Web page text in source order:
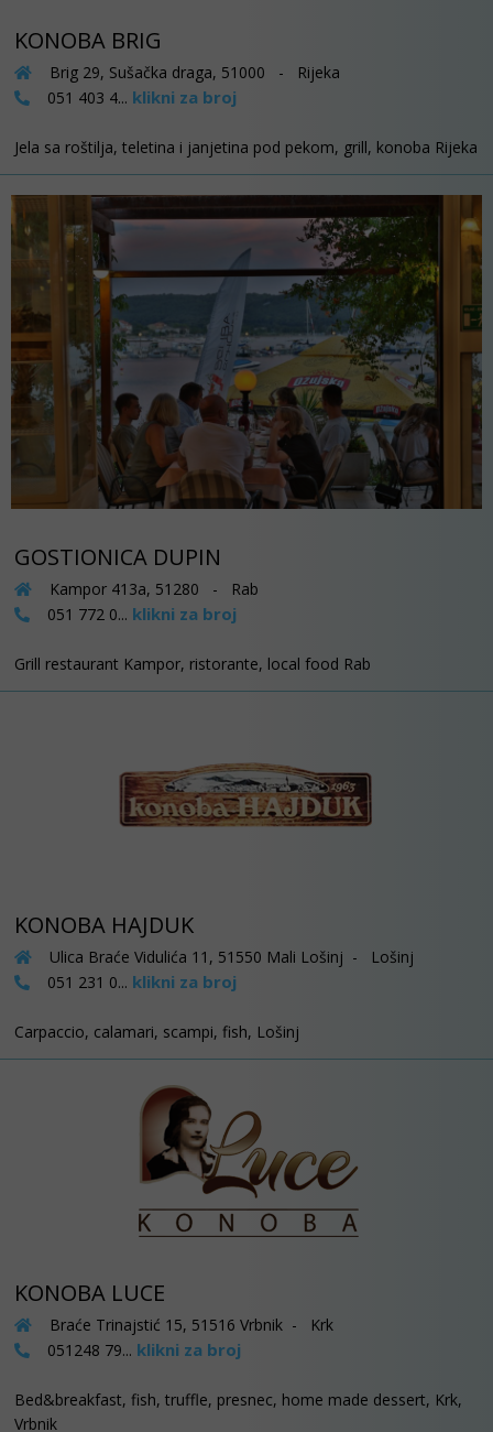
KONOBA BRIG
Brig 29, Sušačka draga, 51000 - Rijeka
051 403 4... klikni za broj
Jela sa roštilja, teletina i janjetina pod pekom, grill, konoba Rijeka
GOSTIONICA DUPIN
Kampor 413a, 51280 - Rab
051 772 0... klikni za broj
Grill restaurant Kampor, ristorante, local food Rab
KONOBA HAJDUK
Ulica Braće Vidulića 11, 51550 Mali Lošinj - Lošinj
051 231 0... klikni za broj
Carpaccio, calamari, scampi, fish, Lošinj
KONOBA LUCE
Braće Trinajstić 15, 51516 Vrbnik - Krk
051248 79... klikni za broj
Bed&breakfast, fish, truffle, presnec, home made dessert, Krk,
Vrbnik